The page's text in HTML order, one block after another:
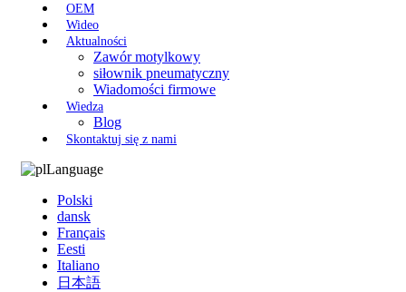
OEM
Wideo
Aktualności
Zawór motylkowy
siłownik pneumatyczny
Wiadomości firmowe
Wiedza
Blog
Skontaktuj się z nami
Language
Polski
dansk
Français
Eesti
Italiano
日本語